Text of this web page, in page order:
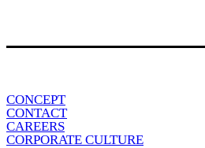
CONCEPT
CONTACT
CAREERS
CORPORATE CULTURE